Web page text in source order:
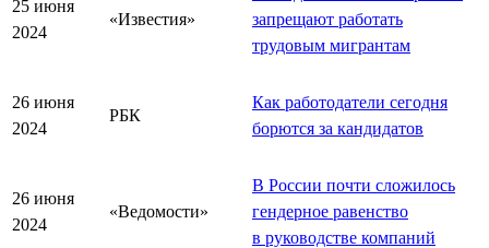
25 июня
2024
«Известия»
запрещают работать
трудовым мигрантам
26 июня
2024
РБК
Как работодатели сегодня
борются за кандидатов
26 июня
2024
«Ведомости»
В России почти сложилось
гендерное равенство
в руководстве компаний